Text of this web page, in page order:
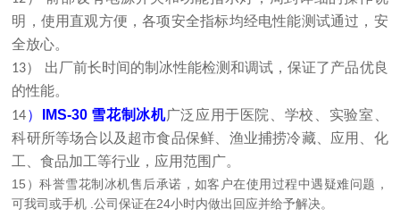
明，使用直观方便，各项安全指标均经电性能测试通过，安
全放心。
13） 出厂前长时间的制冰性能检测和调试，保证了产品优良
的性能。
14） IMS-30 雪花制冰机广泛应用于医院、学校、实验室、
科研所等场合以及超市食品保鲜、渔业捕捞冷藏、应用、化
工、食品加工等行业，应用范围广。
15 ）科誉雪花制冰机售后承诺，如客户在使用过程中遇疑难问题，
可我司或手机 .公司保证在24小时内做出回应并给予解决。